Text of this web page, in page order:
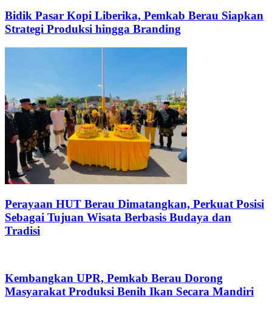
Bidik Pasar Kopi Liberika, Pemkab Berau Siapkan
Strategi Produksi hingga Branding
Perayaan HUT Berau Dimatangkan, Perkuat Posisi
Sebagai Tujuan Wisata Berbasis Budaya dan
Tradisi
Kembangkan UPR, Pemkab Berau Dorong
Masyarakat Produksi Benih Ikan Secara Mandiri